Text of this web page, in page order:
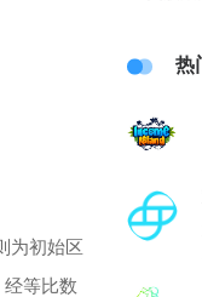
为初始区
等比数
热